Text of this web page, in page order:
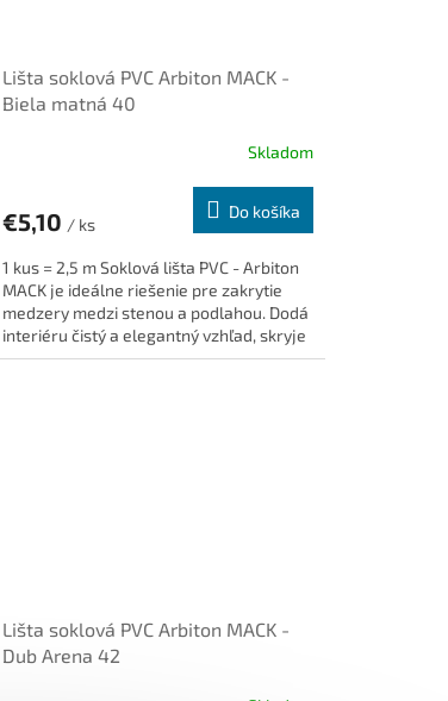
Lišta soklová PVC Arbiton MACK -
Biela matná 40
Skladom
€5,10 / ks
Do košíka
1 kus = 2,5 m Soklová lišta PVC - Arbiton
MACK je ideálne riešenie pre zakrytie
medzery medzi stenou a podlahou. Dodá
interiéru čistý a elegantný vzhľad, skryje
káble...
Lišta soklová PVC Arbiton MACK -
Dub Arena 42